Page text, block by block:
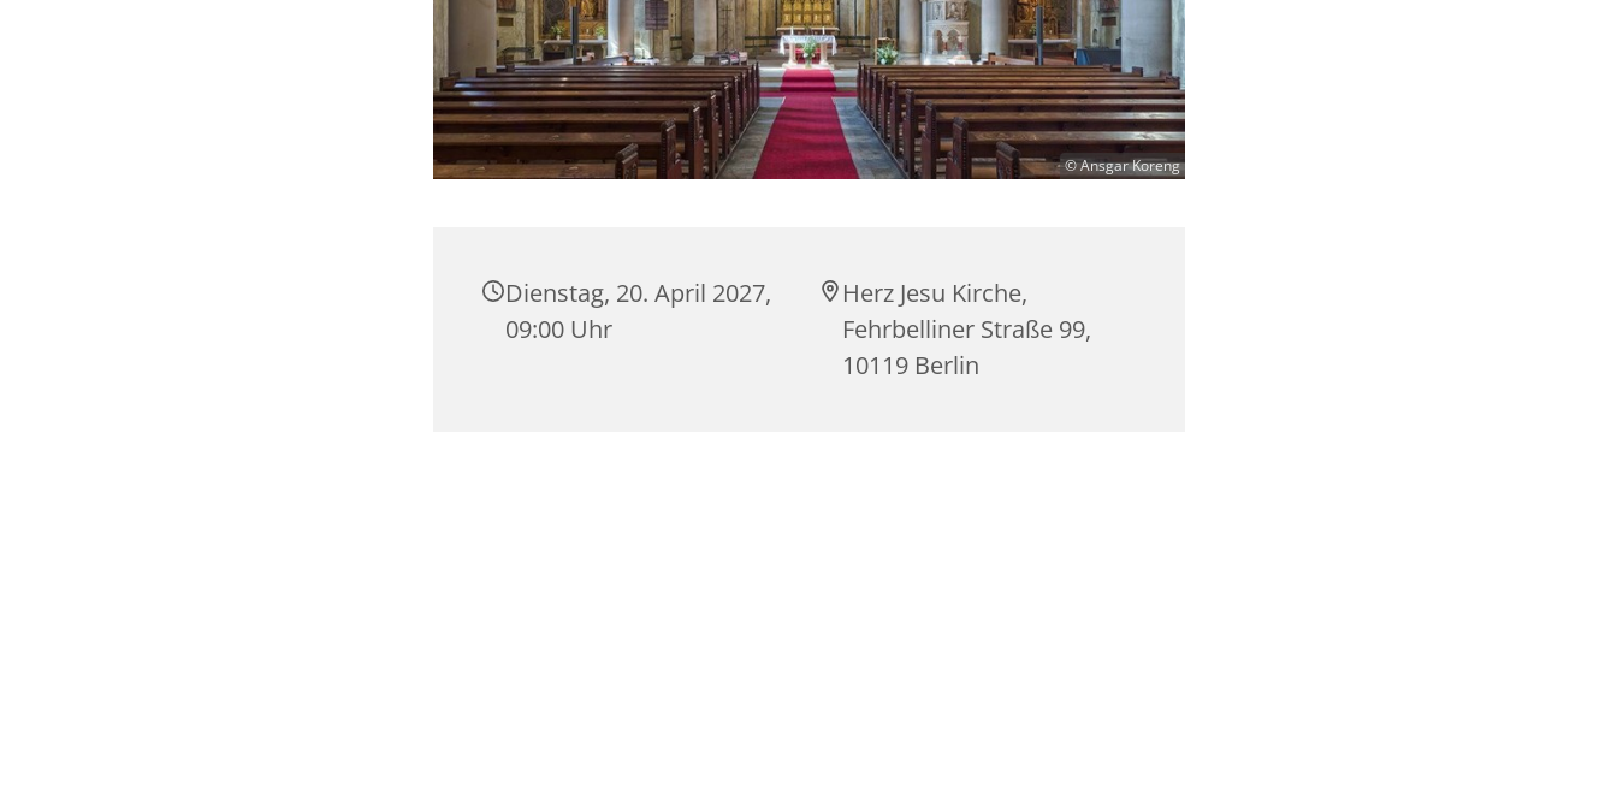
© Ansgar Koreng
Dienstag, 20. April 2027,
09:00 Uhr
Herz Jesu Kirche,
Fehrbelliner Straße 99,
10119 Berlin